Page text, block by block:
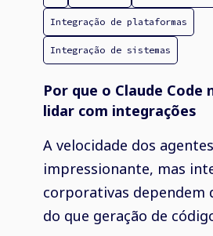
Integração de plataformas
Integração de sistemas
Por que o Claude Code
lidar com integrações
A velocidade dos
impressionante, mas
corporativas dependem
do que geração de